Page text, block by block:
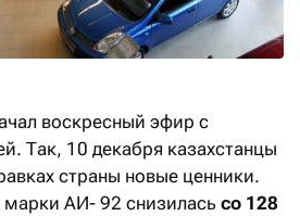
воскресный эфир с
Так, 10 декабря казахстанцы
страны новые ценники.
АИ- 92 снизилась со 128